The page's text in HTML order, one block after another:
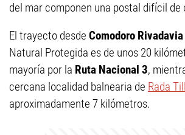
del mar componen una postal difícil de
El trayecto desde Comodoro Rivadavia
Natural Protegida es de unos 20
mayoría por la Ruta Nacional 3,
cercana localidad balnearia de Rada
aproximadamente 7 kilómetros.